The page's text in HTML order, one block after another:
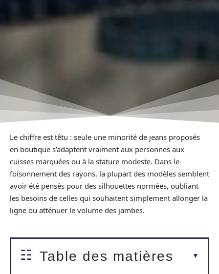
Le chiffre est têtu : seule une minorité de jeans proposés
en boutique s’adaptent vraiment aux personnes aux
cuisses marquées ou à la stature modeste. Dans le
foisonnement des rayons, la plupart des modèles semblent
avoir été pensés pour des silhouettes normées, oubliant
les besoins de celles qui souhaitent simplement allonger la
ligne ou atténuer le volume des jambes.
Table des matières